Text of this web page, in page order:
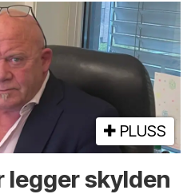
PLUSS
legger skylden